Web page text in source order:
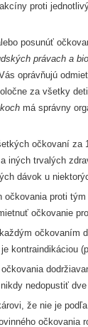
proti
posunúť
právach a
oprávňujú
za všetky
má správny
očkovaní za
iných trvalých
dávok u
očkovania proti
očkovanie
očkovaním
kontraindikáciou
nedopustiť
že nie je
očkovania